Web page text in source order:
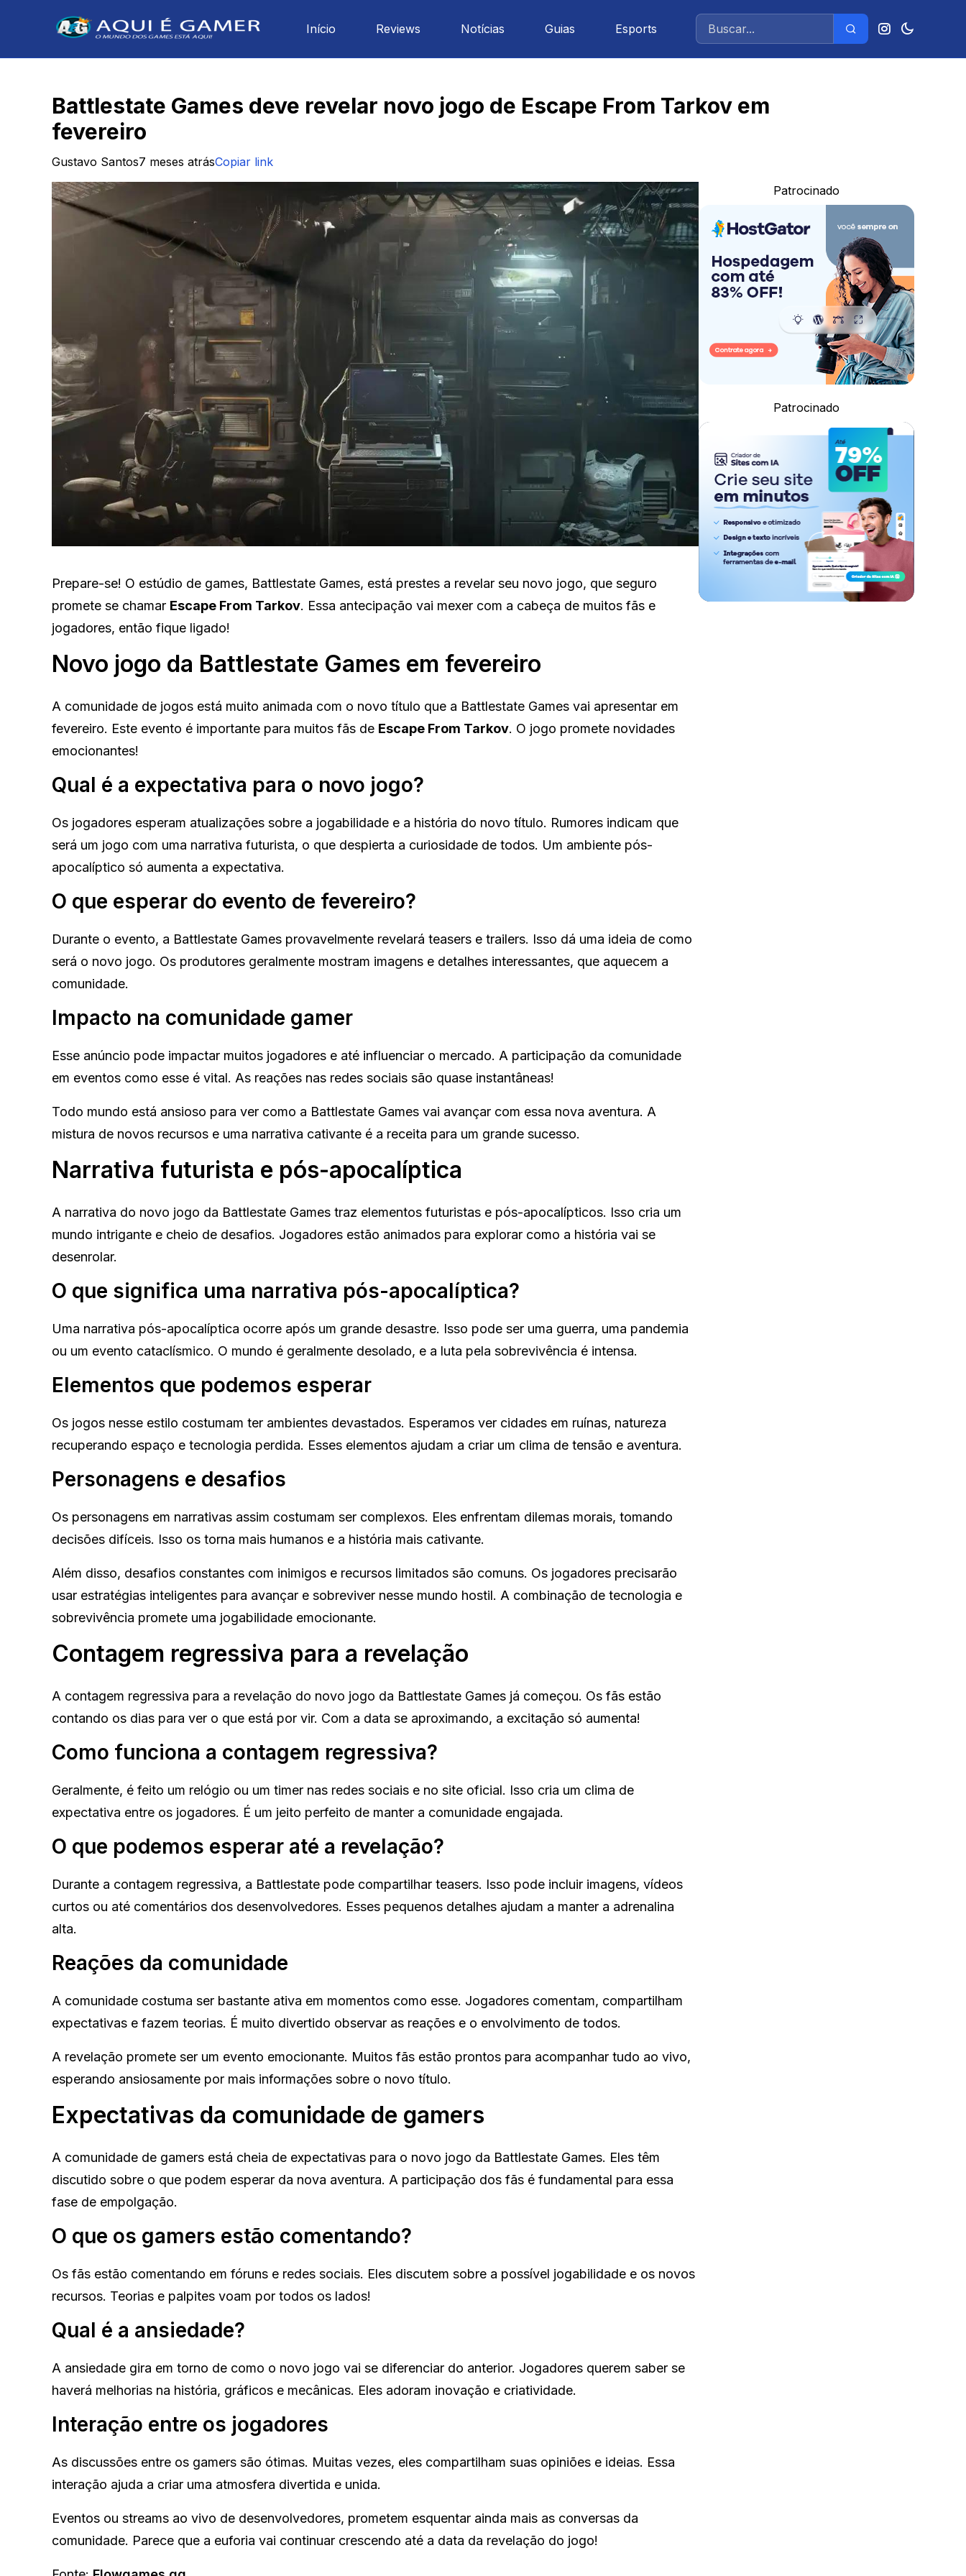
Início Reviews Notícias Guias Esports
Battlestate Games deve revelar novo jogo de Escape From Tarkov em
fevereiro
Gustavo Santos7 meses atrásCopiar link
Prepare-se! O estúdio de games, Battlestate Games, está prestes a revelar seu novo jogo, que seguro
promete se chamar Escape From Tarkov. Essa antecipação vai mexer com a cabeça de muitos fãs e
jogadores, então fique ligado!
Novo jogo da Battlestate Games em fevereiro
A comunidade de jogos está muito animada com o novo título que a Battlestate Games vai apresentar em
fevereiro. Este evento é importante para muitos fãs de Escape From Tarkov. O jogo promete novidades
emocionantes!
Qual é a expectativa para o novo jogo?
Os jogadores esperam atualizações sobre a jogabilidade e a história do novo título. Rumores indicam que
será um jogo com uma narrativa futurista, o que despierta a curiosidade de todos. Um ambiente pós-
apocalíptico só aumenta a expectativa.
O que esperar do evento de fevereiro?
Durante o evento, a Battlestate Games provavelmente revelará teasers e trailers. Isso dá uma ideia de como
será o novo jogo. Os produtores geralmente mostram imagens e detalhes interessantes, que aquecem a
comunidade.
Impacto na comunidade gamer
Esse anúncio pode impactar muitos jogadores e até influenciar o mercado. A participação da comunidade
em eventos como esse é vital. As reações nas redes sociais são quase instantâneas!
Todo mundo está ansioso para ver como a Battlestate Games vai avançar com essa nova aventura. A
mistura de novos recursos e uma narrativa cativante é a receita para um grande sucesso.
Narrativa futurista e pós-apocalíptica
A narrativa do novo jogo da Battlestate Games traz elementos futuristas e pós-apocalípticos. Isso cria um
mundo intrigante e cheio de desafios. Jogadores estão animados para explorar como a história vai se
desenrolar.
O que significa uma narrativa pós-apocalíptica?
Uma narrativa pós-apocalíptica ocorre após um grande desastre. Isso pode ser uma guerra, uma pandemia
ou um evento cataclísmico. O mundo é geralmente desolado, e a luta pela sobrevivência é intensa.
Elementos que podemos esperar
Os jogos nesse estilo costumam ter ambientes devastados. Esperamos ver cidades em ruínas, natureza
recuperando espaço e tecnologia perdida. Esses elementos ajudam a criar um clima de tensão e aventura.
Personagens e desafios
Os personagens em narrativas assim costumam ser complexos. Eles enfrentam dilemas morais, tomando
decisões difíceis. Isso os torna mais humanos e a história mais cativante.
Além disso, desafios constantes com inimigos e recursos limitados são comuns. Os jogadores precisarão
usar estratégias inteligentes para avançar e sobreviver nesse mundo hostil. A combinação de tecnologia e
sobrevivência promete uma jogabilidade emocionante.
Contagem regressiva para a revelação
A contagem regressiva para a revelação do novo jogo da Battlestate Games já começou. Os fãs estão
contando os dias para ver o que está por vir. Com a data se aproximando, a excitação só aumenta!
Como funciona a contagem regressiva?
Geralmente, é feito um relógio ou um timer nas redes sociais e no site oficial. Isso cria um clima de
expectativa entre os jogadores. É um jeito perfeito de manter a comunidade engajada.
O que podemos esperar até a revelação?
Durante a contagem regressiva, a Battlestate pode compartilhar teasers. Isso pode incluir imagens, vídeos
curtos ou até comentários dos desenvolvedores. Esses pequenos detalhes ajudam a manter a adrenalina
alta.
Reações da comunidade
A comunidade costuma ser bastante ativa em momentos como esse. Jogadores comentam, compartilham
expectativas e fazem teorias. É muito divertido observar as reações e o envolvimento de todos.
A revelação promete ser um evento emocionante. Muitos fãs estão prontos para acompanhar tudo ao vivo,
esperando ansiosamente por mais informações sobre o novo título.
Expectativas da comunidade de gamers
A comunidade de gamers está cheia de expectativas para o novo jogo da Battlestate Games. Eles têm
discutido sobre o que podem esperar da nova aventura. A participação dos fãs é fundamental para essa
fase de empolgação.
O que os gamers estão comentando?
Os fãs estão comentando em fóruns e redes sociais. Eles discutem sobre a possível jogabilidade e os novos
recursos. Teorias e palpites voam por todos os lados!
Qual é a ansiedade?
A ansiedade gira em torno de como o novo jogo vai se diferenciar do anterior. Jogadores querem saber se
haverá melhorias na história, gráficos e mecânicas. Eles adoram inovação e criatividade.
Interação entre os jogadores
As discussões entre os gamers são ótimas. Muitas vezes, eles compartilham suas opiniões e ideias. Essa
interação ajuda a criar uma atmosfera divertida e unida.
Eventos ou streams ao vivo de desenvolvedores, prometem esquentar ainda mais as conversas da
comunidade. Parece que a euforia vai continuar crescendo até a data da revelação do jogo!
Patrocinado
Patrocinado